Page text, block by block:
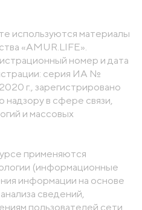
используются материалы
«AMUR.LIFE».
номер и дата
серия ИА №
г., зарегистрировано
в сфере связи,
и массовых
применяются
(информационные
информации на основе
сведений,
пользователей сети